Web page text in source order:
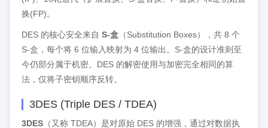
换(FP)。
DES 的核心安全来自 S-盒 （Substitution Boxes），共 8 个
S-盒，每个将 6 位输入映射为 4 位输出。S-盒的设计准则至
今仍部分属于机密。DES 的解密使用与加密完全相同的算
法，仅将子密钥顺序反转。
3DES (Triple DES / TDEA)
3DES （又称 TDEA）是对原始 DES 的增强，通过对数据执